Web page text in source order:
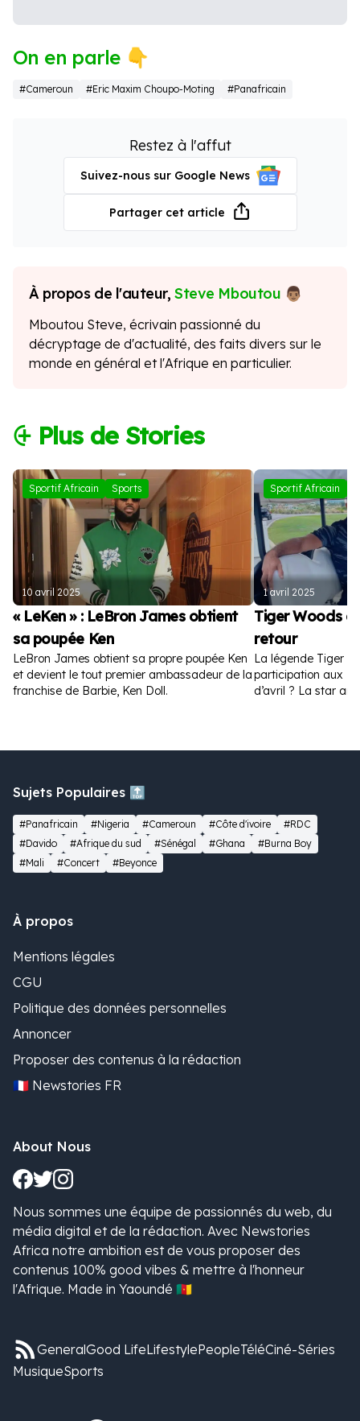
On en parle 👇
#Cameroun #Eric Maxim Choupo-Moting #Panafricain
Restez à l'affut
Suivez-nous sur Google News
Partager cet article
À propos de l'auteur,Steve Mboutou
Mboutou Steve, écrivain passionné du
décryptage de d'actualité, des faits divers sur le
monde en général et l'Afrique en particulier.
⨭ Plus de Stories
Sportif Africain Sports
10 avril 2025
« LeKen » : LeBron James obtient
sa poupée Ken
LeBron James obtient sa propre poupée Ken
et devient le tout premier ambassadeur de la
franchise de Barbie, Ken Doll.
Sportif Africain
1 avril 2025
Tiger Woods
retour
La légende Tiger
participation aux
d’avril ? La star
Sujets Populaires 🔝
#Panafricain #Nigeria #Cameroun #Côte d'ivoire
#RDC
#Davido
#Afrique du sud #Sénégal #Ghana
#Burna Boy
#Mali
#Concert #Beyonce
À propos
Mentions légales
CGU
Politique des données personnelles
Annoncer
Proposer des contenus à la rédaction
🇫🇷 Newstories FR
About Nous
Nous sommes une équipe de passionnés du web, du
média digital et de la rédaction. Avec Newstories
Africa notre ambition est de vous proposer des
contenus 100% good vibes & mettre à l'honneur
l'Afrique. Made in Yaoundé 🇨🇲
GeneralGood LifeLifestylePeopleTéléCiné-Séries
MusiqueSports